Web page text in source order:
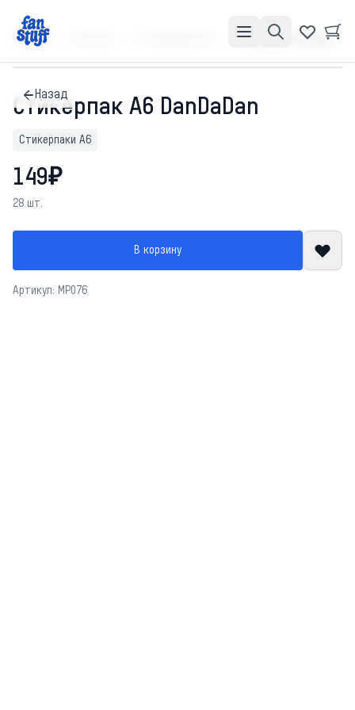
Главная Стикерпак А6 DanDaDan
Назад
Стикерпак А6 DanDaDan
Стикерпаки А6
149₽
28 шт.
В корзину
Артикул: MP076